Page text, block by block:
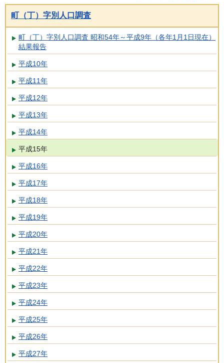
町（丁）字別人口調査
町（丁）字別人口調査 昭和54年～平成9年（各年1月1日現在）
結果報告
平成10年
平成11年
平成12年
平成13年
平成14年
平成15年
平成16年
平成17年
平成18年
平成19年
平成20年
平成21年
平成22年
平成23年
平成24年
平成25年
平成26年
平成27年